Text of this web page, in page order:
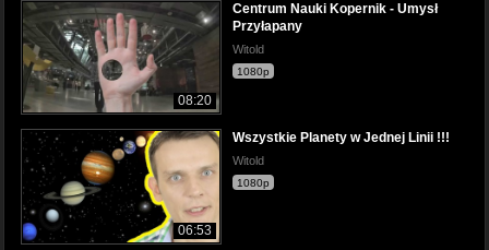
08:20
Centrum Nauki Kopernik - Umysł
Przyłapany
Witold
1080p
06:53
Wszystkie Planety w Jednej Linii !!!
Witold
1080p